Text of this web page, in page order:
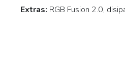
Extras: RGB Fusion 2.0,